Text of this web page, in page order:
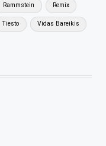
Rammstein Remix
Tiesto Vidas Bareikis